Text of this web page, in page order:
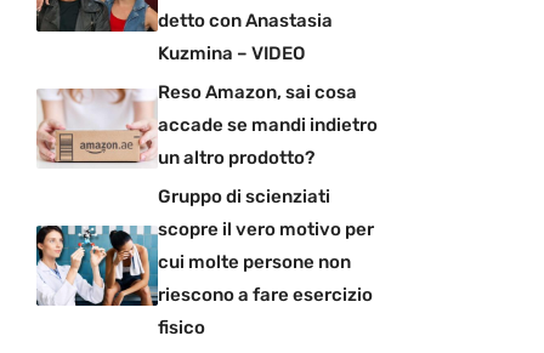
detto con Anastasia
Kuzmina – VIDEO
Reso Amazon, sai cosa
accade se mandi indietro
un altro prodotto?
Gruppo di scienziati
scopre il vero motivo per
cui molte persone non
riescono a fare esercizio
fisico